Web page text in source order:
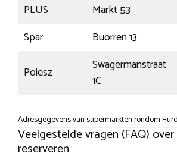
PLUS
Markt 53
Spar
Buorren 13
Poiesz
Swagermanstraat
1C
Adresgegevens van supermarkten rondom
Veelgestelde vragen (FAQ)
reserveren